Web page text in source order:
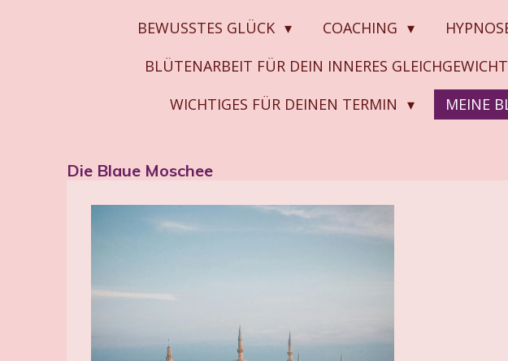
BEWUSSTES GLÜCK COACHING
BLÜTENARBEIT FÜR DEIN INNERES GLEICHGEWICHT
WICHTIGES FÜR DEINEN TERMIN
MEINE
Die Blaue Moschee